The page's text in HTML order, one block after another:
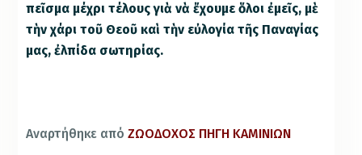
πεῖσμα μέχρι τέλους γιὰ νὰ ἔχουμε ὅλοι ἐμεῖς, μὲ
τὴν χάρι τοῦ Θεοῦ καὶ τὴν εὐλογία τῆς Παναγίας
μας, ἐλπίδα σωτηρίας.
Αναρτήθηκε απόΖΩΟΔΟΧΟΣ ΠΗΓΗ ΚΑΜΙΝΙΩΝ